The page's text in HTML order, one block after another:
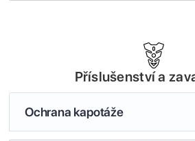
Příslušenství a
Ochrana kapotáže